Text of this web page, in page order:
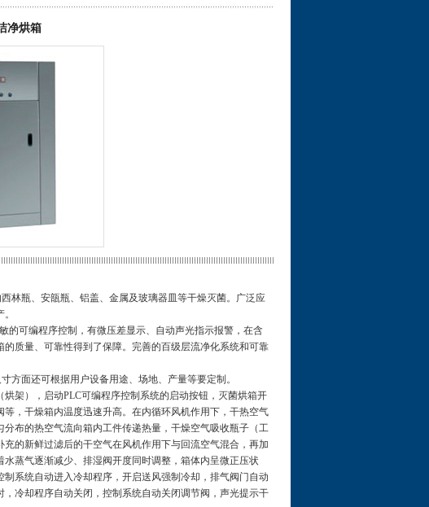
净烘箱
林瓶、安瓿瓶、铝盖、金属及玻璃器皿等干燥灭菌。广泛应
可编程序控制，有微压差显示、自动声光指示报警，在含
质量、可靠性得到了保障。完善的百级层流净化系统和可靠
面还可根据用户设备用途、场地、产量等要定制。
架），启动PLC可编程序控制系统的启动按钮，灭菌烘箱开
，干燥箱内温度迅速升高。在内循环风机作用下，干热空气
布的热空气流向箱内工件传递热量，干燥空气吸收瓶子（工
的新鲜过滤后的干空气在风机作用下与回流空气混合，再加
蒸气逐渐减少、排湿阀开度同时调整，箱体内呈微正压状
系统自动进入冷却程序，开启送风强制冷却，排气阀门自动
冷却程序自动关闭，控制系统自动关闭调节阀，声光提示干